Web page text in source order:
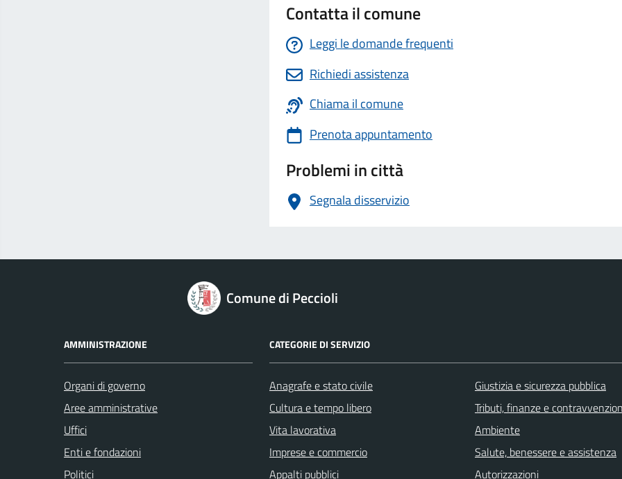
Contatta il comune
Leggi le domande frequenti
Richiedi assistenza
Chiama il comune
Prenota appuntamento
Problemi in città
Segnala disservizio
Comune di Peccioli
AMMINISTRAZIONE
Organi di governo
Aree amministrative
Uffici
Enti e fondazioni
Politici
CATEGORIE DI SERVIZIO
Anagrafe e stato civile
Cultura e tempo libero
Vita lavorativa
Imprese e commercio
Appalti pubblici
Giustizia e sicurezza pubblica
Tributi, finanze e
Ambiente
Salute, benessere e assistenza
Autorizzazioni